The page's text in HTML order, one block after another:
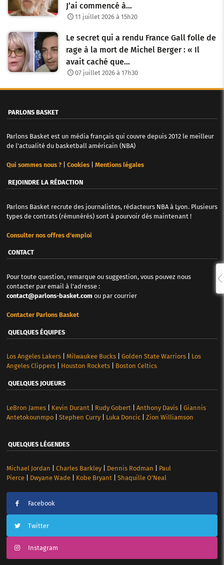
J’ai commencé à…
11 juillet 2026 à 15h20
Le secret qui a rendu France Gall folle de
rage à la mort de Michel Berger : « Il
avait caché que…
07 juillet 2026 à 17h30
PARLONS BASKET
Parlons Basket est un média français qui couvre depuis 2012 le meilleur
de l'actualité du basketball américain (NBA)
Qui sommes nous ?| Cookies| Mentions légales
REJOINDRE LA RÉDACTION
Parlons Basket recrute des journalistes, rédacteurs NBA à Lyon. Plusieurs
types de contrats (rémunérés) sont à pourvoir dès maintenant !
Consulter nos offres d'emploi
CONTACT
Pour toute question, remarque ou suggestion, vous pouvez nous
contacter par email à l'adresse :
contact@parlons-basket.com ou par courrier
Contacter Parlons Basket
QUELQUES ÉQUIPES
Los Angeles Lakers| Milwaukee Bucks| Golden State Warriors| Los
Angeles Clippers| Houston Rockets| Boston Celtics
QUELQUES JOUEURS
LeBron James| Kevin Durant Rudy Gobert Anthony Davis| Giannis
Antetokounmpo| Stephen Curry| Luka Doncic| Zion Williamson
QUELQUES LÉGENDES
Michael Jordan Charles Barkley| Dennis Rodman
Paul
Pierce| Dwyane Wade| Kobe Bryant| Shaquille O’Neal
Facebook
Twitter
Instagram